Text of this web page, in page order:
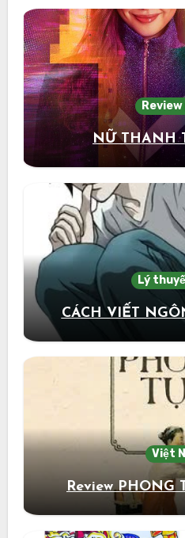
NỮ THANH
Lý
CÁCH VIẾT
Việt
Review PHONG